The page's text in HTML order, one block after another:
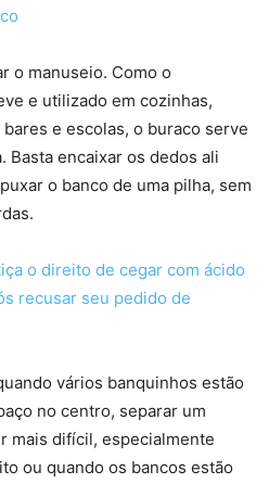
o manuseio. Como o
e utilizado em cozinhas,
e escolas, o buraco serve
Basta encaixar os dedos ali
o banco de uma pilha, sem
o direito de cegar com ácido
recusar seu pedido de
vários banquinhos estão
no centro, separar um
mais difícil, especialmente
ou quando os bancos estão